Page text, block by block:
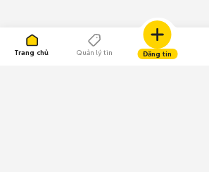
Trang chủ Quản lý tin Đăng tin